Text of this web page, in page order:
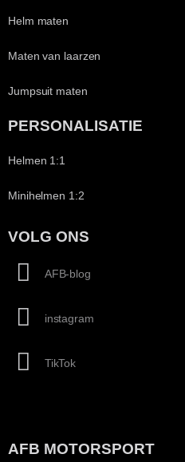
Helm maten
Maten van laarzen
Jumpsuit maten
PERSONALISATIE
Helmen 1:1
Minihelmen 1:2
VOLG ONS
AFB-blog
instagram
TikTok
AFB MOTORSPORT